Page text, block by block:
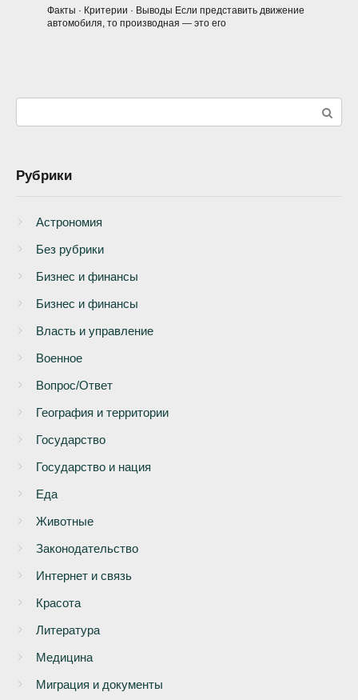
Факты · Критерии · Выводы Если представить движение
автомобиля, то производная — это его
Рубрики
Астрономия
Без рубрики
Бизнеc и финансы
Бизнес и финансы
Власть и управление
Военное
Вопрос/Ответ
География и территории
Государство
Государство и нация
Еда
Животные
Законодательство
Интернет и связь
Красота
Литература
Медицина
Миграция и документы